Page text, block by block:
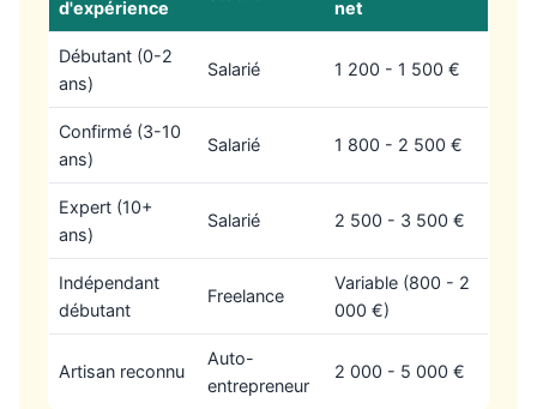
d'expérience net
Débutant (0-2
ans)
Salarié 1 200 - 1 500 €
Confirmé (3-10
ans)
Salarié 1 800 - 2 500 €
Expert (10+
ans)
Salarié 2 500 - 3 500 €
Indépendant
débutant
Freelance
Variable (800 - 2
000 €)
Artisan reconnu
Auto-
entrepreneur
2 000 - 5 000 €